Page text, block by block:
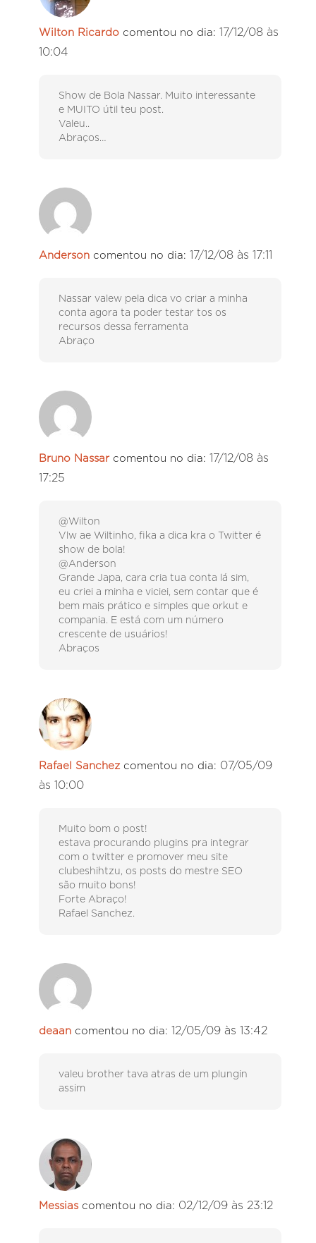
Wilton Ricardo comentou no dia: 17/12/08 às
10:04
Show de Bola Nassar. Muito interessante
e MUITO útil teu post.
Valeu..
Abraços…
Anderson comentou no dia: 17/12/08 às 17:11
Nassar valew pela dica vo criar a minha
conta agora ta poder testar tos os
recursos dessa ferramenta
Abraço
Bruno Nassar comentou no dia: 17/12/08 às
17:25
@Wilton
Vlw ae Wiltinho, fika a dica kra o Twitter é
show de bola!
@Anderson
Grande Japa, cara cria tua conta lá sim,
eu criei a minha e viciei, sem contar que é
bem mais prático e simples que orkut e
compania. E está com um número
crescente de usuários!
Abraços
Rafael Sanchez comentou no dia: 07/05/09
às 10:00
Muito bom o post!
estava procurando plugins pra integrar
com o twitter e promover meu site
clubeshihtzu, os posts do mestre SEO
são muito bons!
Forte Abraço!
Rafael Sanchez.
deaan comentou no dia: 12/05/09 às 13:42
valeu brother tava atras de um plungin
assim
Messias comentou no dia: 02/12/09 às 23:12